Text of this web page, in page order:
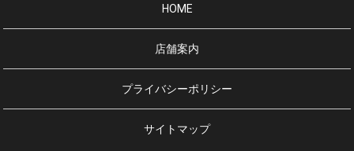
HOME
店舗案内
プライバシーポリシー
サイトマップ